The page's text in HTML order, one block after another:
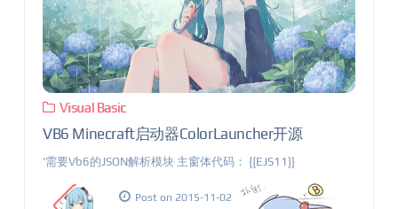
Visual Basic
VB6 Minecraft启动器ColorLauncher开源
‘需要Vb6的JSON解析模块 主窗体代码： {{EJS11}}
Post on 2015-11-02